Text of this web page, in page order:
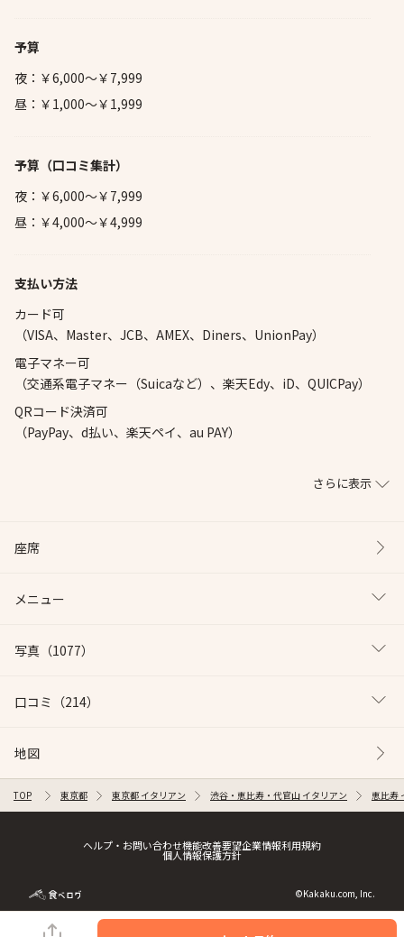
予算
夜：￥6,000～￥7,999
昼：￥1,000～￥1,999
予算 （口コミ集計）
夜：￥6,000～￥7,999
昼：￥4,000～￥4,999
支払い方法
カード可
（VISA、Master、JCB、AMEX、Diners、UnionPay）
電子マネー可
（交通系電子マネー（Suicaなど）、楽天Edy、iD、QUICPay）
QRコード決済可
（PayPay、d払い、楽天ペイ、au PAY）
さらに表示
座席
メニュー
写真 （1077）
口コミ （214）
地図
TOP 東京都 東京都 イタリアン 渋谷・恵比寿・代官山 イタリアン 恵比寿
ヘルプ・お問い合わせ機能改善要望企業情報利用規約
個人情報保護方針
©Kakaku.com, Inc.